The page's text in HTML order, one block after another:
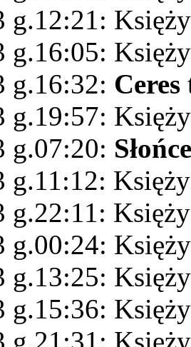
g.12:21:
g.16:05:
g.16:32: Ceres
g.19:57:
g.07:20: Słońce
g.11:12:
g.22:11:
g.00:24:
g.13:25:
g.15:36:
g.21:31: